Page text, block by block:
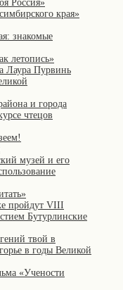
Россия»
края»
знакомые
летопись»
Лаура Пурвинь
и города
чтецов
музей и его
пройдут VIII
Бутурлинские
твой в
в годы Великой
«Учености